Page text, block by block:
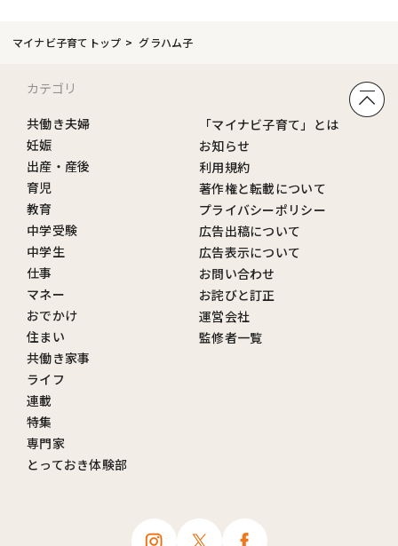
マイナビ子育てトップ グラハム子
カテゴリ
共働き夫婦
妊娠
出産・産後
育児
教育
中学受験
中学生
仕事
マネー
おでかけ
住まい
共働き家事
ライフ
連載
特集
専門家
とっておき体験部
「マイナビ子育て」とは
お知らせ
利用規約
著作権と転載について
プライバシーポリシー
広告出稿について
広告表示について
お問い合わせ
お詫びと訂正
運営会社
監修者一覧